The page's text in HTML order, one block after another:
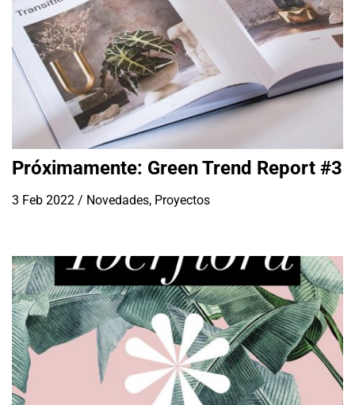
Próximamente: Green Trend Report #3
3 Feb 2022 / Novedades, Proyectos